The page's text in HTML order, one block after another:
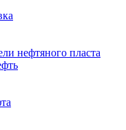
нефтяного пласта